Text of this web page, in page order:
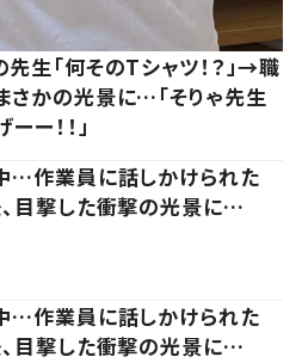
生「何そのTシャツ！？」→職
さかの光景に…「そりゃ先生
ー！！」
…作業員に話しかけられた
、目撃した衝撃の光景に…
…作業員に話しかけられた
、目撃した衝撃の光景に…